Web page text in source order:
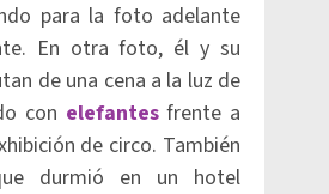
para la foto adelante
En otra foto, él y su
de una cena a la luz de
con elefantesfrente a
de circo. También
durmió en un hotel